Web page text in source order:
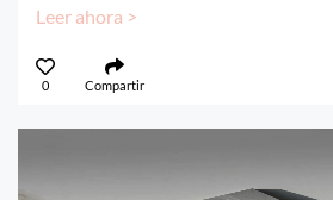
Leer ahora >
0 Compartir